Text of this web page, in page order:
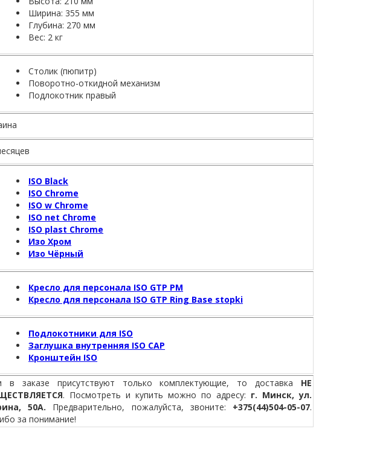
Ширина: 355 мм
Глубина: 270 мм
Вес: 2 кг
Столик (пюпитр)
Поворотно-откидной механизм
Подлокотник правый
ISO Black
ISO Chrome
ISO w Chrome
ISO net Chrome
ISO plast Chrome
Изо Хром
Изо Чёрный
Кресло для персонала ISO GTP PM
Кресло для персонала ISO GTP Ring Base stopki
Подлокотники для ISO
Заглушка внутренняя ISO CAP
Кронштейн ISO
в заказе присутствуют только комплектующие, то доставка НЕ
. Посмотреть и купить можно по адресу: г. Минск, ул.
50А. Предварительно, пожалуйста, звоните: +375(44)504-05-07.
за понимание!